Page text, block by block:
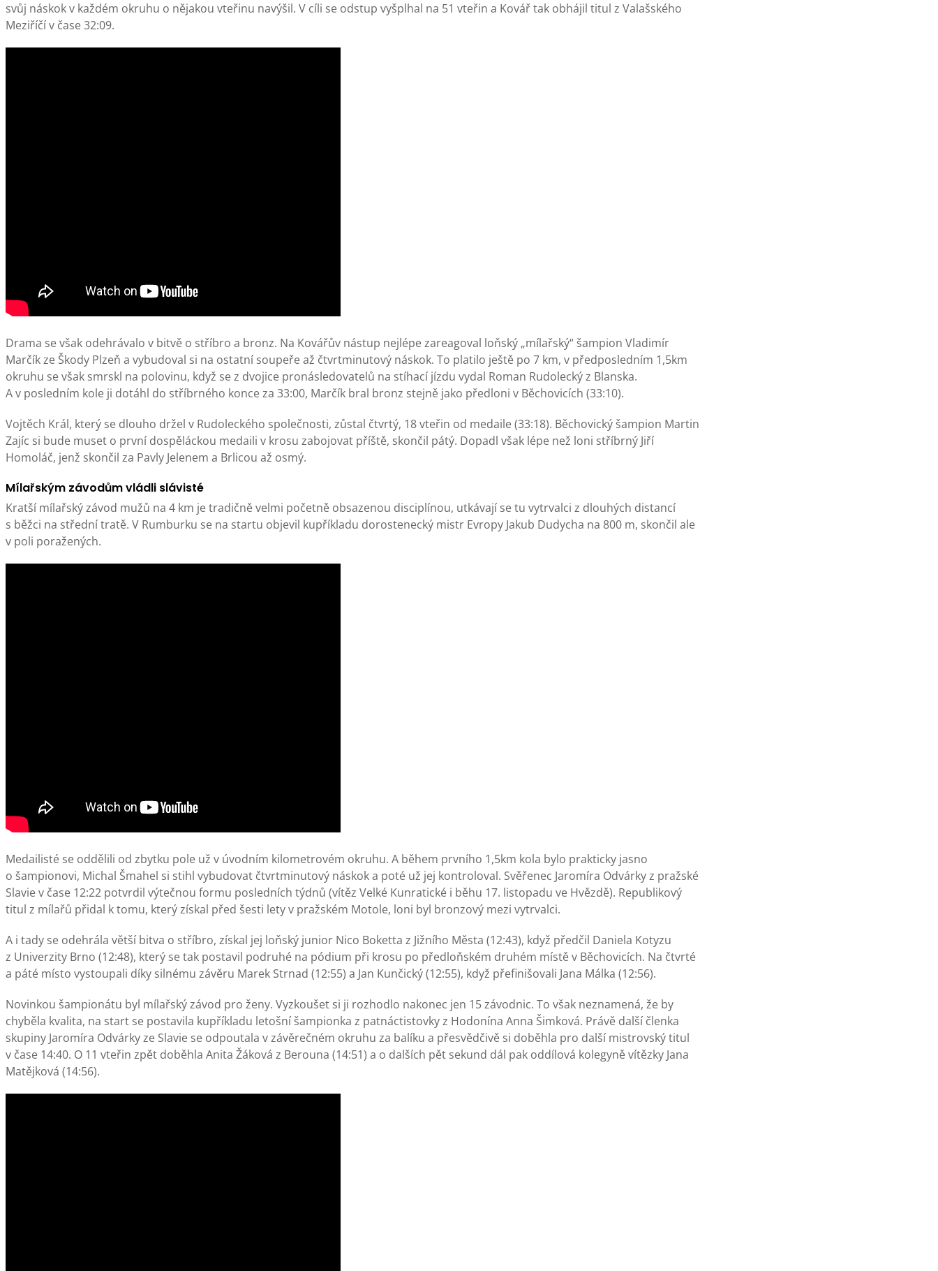
svůj náskok v každém okruhu o nějakou vteřinu navýšil. V cíli se odstup vyšplhal na 51 vteřin a Kovář tak obhájil titul z Valašského
Meziříčí v čase 32:09.
Drama se však odehrávalo v bitvě o stříbro a bronz. Na Kovářův nástup nejlépe zareagoval loňský „mílařský“ šampion Vladimír
Marčík ze Škody Plzeň a vybudoval si na ostatní soupeře až čtvrtminutový náskok. To platilo ještě po 7 km, v předposledním 1,5km
okruhu se však smrskl na polovinu, když se z dvojice pronásledovatelů na stíhací jízdu vydal Roman Rudolecký z Blanska.
A v posledním kole ji dotáhl do stříbrného konce za 33:00, Marčík bral bronz stejně jako předloni v Běchovicích (33:10).
Vojtěch Král, který se dlouho držel v Rudoleckého společnosti, zůstal čtvrtý, 18 vteřin od medaile (33:18). Běchovický šampion Martin
Zajíc si bude muset o první dospěláckou medaili v krosu zabojovat příště, skončil pátý. Dopadl však lépe než loni stříbrný Jiří
Homoláč, jenž skončil za Pavly Jelenem a Brlicou až osmý.
Mílařským závodům vládli slávisté
Kratší mílařský závod mužů na 4 km je tradičně velmi početně obsazenou disciplínou, utkávají se tu vytrvalci z dlouhých distancí
s běžci na střední tratě. V Rumburku se na startu objevil kupříkladu dorostenecký mistr Evropy Jakub Dudycha na 800 m, skončil ale
v poli poražených.
Medailisté se oddělili od zbytku pole už v úvodním kilometrovém okruhu. A během prvního 1,5km kola bylo prakticky jasno
o šampionovi, Michal Šmahel si stihl vybudovat čtvrtminutový náskok a poté už jej kontroloval. Svěřenec Jaromíra Odvárky z pražské
Slavie v čase 12:22 potvrdil výtečnou formu posledních týdnů (vítěz Velké Kunratické i běhu 17. listopadu ve Hvězdě). Republikový
titul z mílařů přidal k tomu, který získal před šesti lety v pražském Motole, loni byl bronzový mezi vytrvalci.
A i tady se odehrála větší bitva o stříbro, získal jej loňský junior Nico Boketta z Jižního Města (12:43), když předčil Daniela Kotyzu
z Univerzity Brno (12:48), který se tak postavil podruhé na pódium při krosu po předloňském druhém místě v Běchovicích. Na čtvrté
a páté místo vystoupali díky silnému závěru Marek Strnad (12:55) a Jan Kunčický (12:55), když přefinišovali Jana Málka (12:56).
Novinkou šampionátu byl mílařský závod pro ženy. Vyzkoušet si ji rozhodlo nakonec jen 15 závodnic. To však neznamená, že by
chyběla kvalita, na start se postavila kupříkladu letošní šampionka z patnáctistovky z Hodonína Anna Šimková. Právě další členka
skupiny Jaromíra Odvárky ze Slavie se odpoutala v závěrečném okruhu za balíku a přesvědčivě si doběhla pro další mistrovský titul
v čase 14:40. O 11 vteřin zpět doběhla Anita Žáková z Berouna (14:51) a o dalších pět sekund dál pak oddílová kolegyně vítězky Jana
Matějková (14:56).